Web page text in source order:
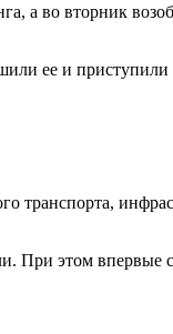
а во вторник
ее и
транспорта,
При этом впервые